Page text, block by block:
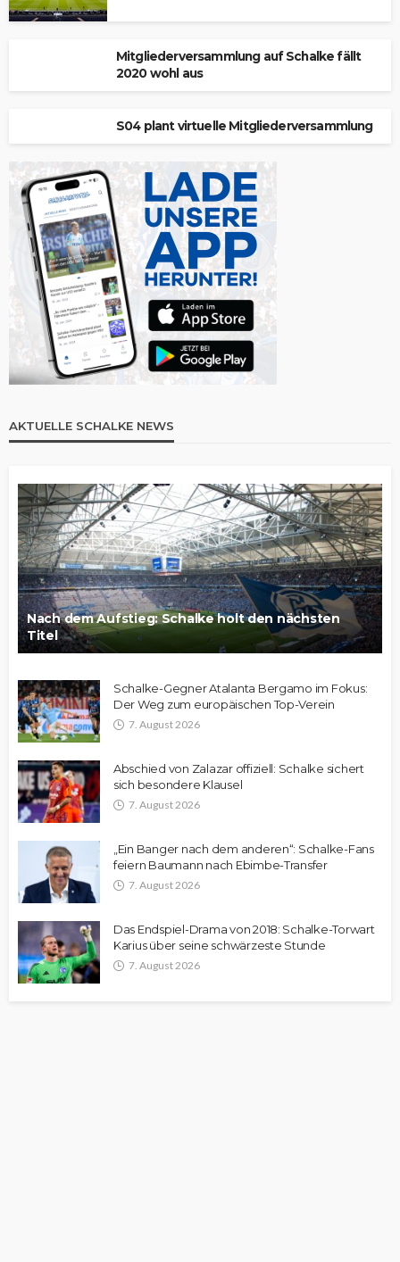
Mitgliederversammlung auf Schalke fällt
2020 wohl aus
S04 plant virtuelle Mitgliederversammlung
AKTUELLE SCHALKE NEWS
Nach dem Aufstieg: Schalke holt den nächsten
Titel
Schalke-Gegner Atalanta Bergamo im Fokus:
Der Weg zum europäischen Top-Verein
7. August 2026
Abschied von Zalazar offiziell: Schalke sichert
sich besondere Klausel
7. August 2026
„Ein Banger nach dem anderen“: Schalke-Fans
feiern Baumann nach Ebimbe-Transfer
7. August 2026
Das Endspiel-Drama von 2018: Schalke-Torwart
Karius über seine schwärzeste Stunde
7. August 2026